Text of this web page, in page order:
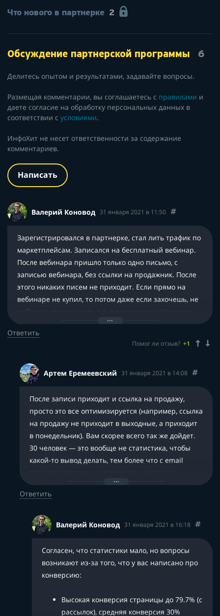
Что нового в партнерке 2
Обсуждение партнерской программы 6
Делитесь опытом и результатами, задавайте вопросы.
Размещая комментарии, вы соглашаетесь с правилами и
даете согласие на обработку персональных данных в
соответствии с условиями.
ИнфоХит не несет ответственности за содержание
комментариев.
Написать
Валерий Коновод 31 января 2021 в 11:50
Зарегистрировался в партнерке, стал лить трафик по
маркетплейсам. Записался на бесплатный вебинар.
После вебинара пришло только одно письмо, с
записью вебинара, без ссылки на продажник. После
этого никаких писем не приходит. Если прямо на
вебинаре не купил, то потом даже если захочешь, не
найти ссылку на заказ, т.к. в письме и на странице
записи на мастер-класс её не найти. Статистика: на
мастер-класс записалось по яндекс метрике 30
человек, по статистике партнерки — 29, из них 4
остальное с e-mail рассылок. Продаж нет. Конверсия
подписной 4-5%
Ответить
Помог ли отзыв? +1
Артем Еремеевский 31 января 2021 в 14:08
После записи приходит и ссылка на продажу,
просто это все оптимизируется (например, ссылка
на продажу не приходит в выходные, а приходит
в понедельник). Вам скорее всего так же дойдет.
30 человек — это вообще не статистика, чтобы
какой-то вывод делать, тем более что с email
продается (мы от этого канала отказались еще лет
5 назад).
Ответить
Валерий Коновод 31 января 2021 в 16:18
Согласен, что статистики мало, но вопросы
возникают из-за того, что у вас написано про
конверсию:
Высокая конверсия страницы до 79.7% (с
рассылок), средняя конверсия 30%